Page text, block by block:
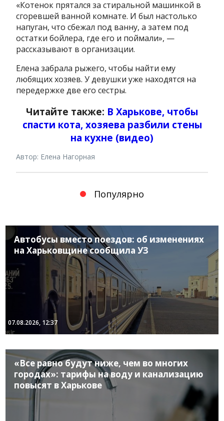
«Котенок прятался за стиральной машинкой в
сгоревшей ванной комнате. И был настолько
напуган, что сбежал под ванну, а затем под
остатки бойлера, где его и поймали», —
рассказывают в организации.
Елена забрала рыжего, чтобы найти ему
любящих хозяев. У девушки уже находятся на
передержке две его сестры.
Читайте также: В Харькове, чтобы
спасти кота, хозяева разбили стены
на кухне (видео)
Автор: Елена Нагорная
Популярно
Автобусы вместо поездов: об изменениях
на Харьковщине сообщила УЗ
07.08.2026, 12:37
«Все равно будут ниже, чем во многих
городах»: тарифы на воду и канализацию
повысят в Харькове